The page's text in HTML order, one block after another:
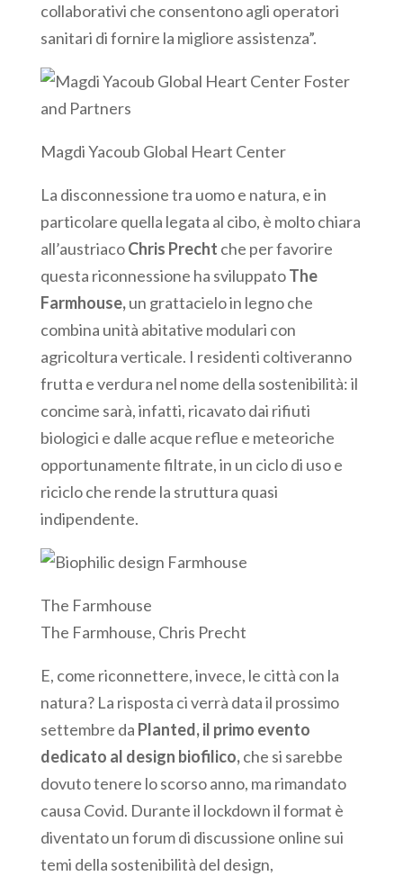
collaborativi che consentono agli operatori
sanitari di fornire la migliore assistenza”.
Magdi Yacoub Global Heart Center
La disconnessione tra uomo e natura, e in
particolare quella legata al cibo, è molto chiara
all’austriacoChris Precht che per favorire
questa riconnessione ha sviluppatoThe
Farmhouse,un grattacielo in legno che
combina unità abitative modulari con
agricoltura verticale. I residenti coltiveranno
frutta e verdura nel nome della sostenibilità: il
concime sarà, infatti, ricavato dai rifiuti
biologici e dalle acque reflue e meteoriche
opportunamente filtrate, in un ciclo di uso e
riciclo che rende la struttura quasi
indipendente.
The Farmhouse
The Farmhouse, Chris Precht
E, come riconnettere, invece, le città con la
natura? La risposta ci verrà data il prossimo
settembre da Planted, il primo evento
dedicato al design biofilico,che si sarebbe
dovuto tenere lo scorso anno, ma rimandato
causa Covid. Durante il lockdown il format è
diventato un forum di discussione online sui
temi della sostenibilità del design,